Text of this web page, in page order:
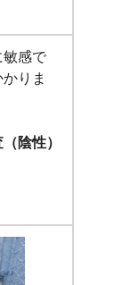
敏感で
りま
陰性）